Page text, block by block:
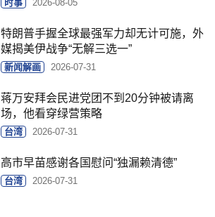
时事 2026-08-05
特朗普手握全球最强军力却无计可施，外
媒揭美伊战争“无解三选一”
新闻解画 2026-07-31
蒋万安拜会民进党团不到20分钟被请离
场，他看穿绿营策略
台湾 2026-07-31
高市早苗感谢各国慰问“独漏赖清德”
台湾 2026-07-31